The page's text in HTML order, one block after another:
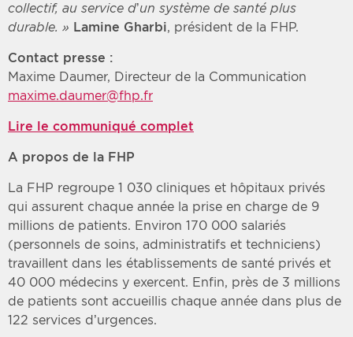
collectif, au service d’un système de santé plus
durable. » Lamine Gharbi, président de la FHP.
Contact presse :
Maxime Daumer, Directeur de la Communication
maxime.daumer@fhp.fr
Lire le communiqué complet
A propos de la FHP
La FHP regroupe 1 030 cliniques et hôpitaux privés
qui assurent chaque année la prise en charge de 9
millions de patients. Environ 170 000 salariés
(personnels de soins, administratifs et techniciens)
travaillent dans les établissements de santé privés et
40 000 médecins y exercent. Enfin, près de 3 millions
de patients sont accueillis chaque année dans plus de
122 services d’urgences.